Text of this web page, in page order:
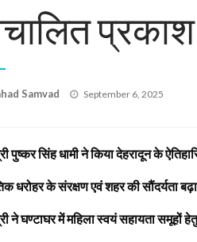
प्रकाश
Samvad
Posted
September 6, 2025
पुष्कर सिंह धामी ने किया देहरादून के
धरोहर के संरक्षण एवं शहर की सौंदर्यता
ने घण्टाघर में महिला स्वयं सहायता